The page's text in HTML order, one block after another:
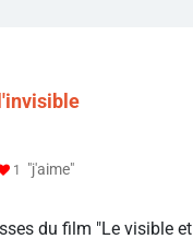
1 "j'aime"
du film "Le visible et